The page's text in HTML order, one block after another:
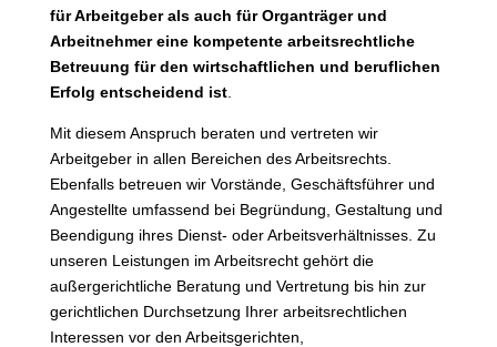
für Arbeitgeber als auch für Organträger und
Arbeitnehmer eine kompetente arbeitsrechtliche
Betreuung für den wirtschaftlichen und beruflichen
Erfolg entscheidend ist.
Mit diesem Anspruch beraten und vertreten wir
Arbeitgeber in allen Bereichen des Arbeitsrechts.
Ebenfalls betreuen wir Vorstände, Geschäftsführer und
Angestellte umfassend bei Begründung, Gestaltung und
Beendigung ihres Dienst- oder Arbeitsverhältnisses. Zu
unseren Leistungen im Arbeitsrecht gehört die
außergerichtliche Beratung und Vertretung bis hin zur
gerichtlichen Durchsetzung Ihrer arbeitsrechtlichen
Interessen vor den Arbeitsgerichten,